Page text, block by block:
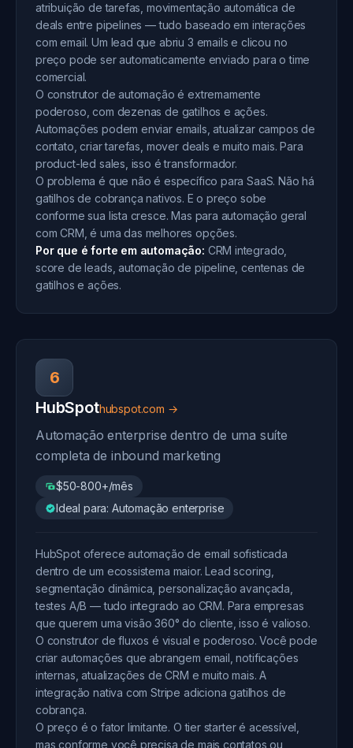
atribuição de tarefas, movimentação automática de
deals entre pipelines — tudo baseado em interações
com email. Um lead que abriu 3 emails e clicou no
preço pode ser automaticamente enviado para o time
comercial.
O construtor de automação é extremamente
poderoso, com dezenas de gatilhos e ações.
Automações podem enviar emails, atualizar campos de
contato, criar tarefas, mover deals e muito mais. Para
product-led sales, isso é transformador.
O problema é que não é específico para SaaS. Não há
gatilhos de cobrança nativos. E o preço sobe
conforme sua lista cresce. Mas para automação geral
com CRM, é uma das melhores opções.
Por que é forte em automação: CRM integrado,
score de leads, automação de pipeline, centenas de
gatilhos e ações.
6
HubSpothubspot.com →
Automação enterprise dentro de uma suíte
completa de inbound marketing
$50-800+/mês
Ideal para: Automação enterprise
HubSpot oferece automação de email sofisticada
dentro de um ecossistema maior. Lead scoring,
segmentação dinâmica, personalização avançada,
testes A/B — tudo integrado ao CRM. Para empresas
que querem uma visão 360° do cliente, isso é valioso.
O construtor de fluxos é visual e poderoso. Você pode
criar automações que abrangem email, notificações
internas, atualizações de CRM e muito mais. A
integração nativa com Stripe adiciona gatilhos de
cobrança.
O preço é o fator limitante. O tier starter é acessível,
mas conforme você precisa de mais contatos ou